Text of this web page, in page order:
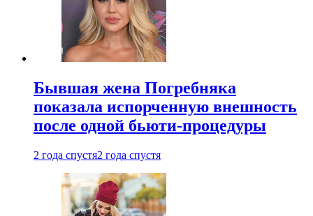
Бывшая жена Погребняка
показала испорченную внешность
после одной бьюти-процедуры
2 года спустя2 года спустя